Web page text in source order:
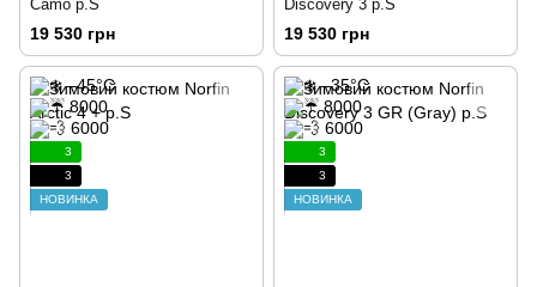
Camo р.S
19 530 грн
Discovery 3 р.S
19 530 грн
3
3
НОВИНКА
3
3
НОВИНКА